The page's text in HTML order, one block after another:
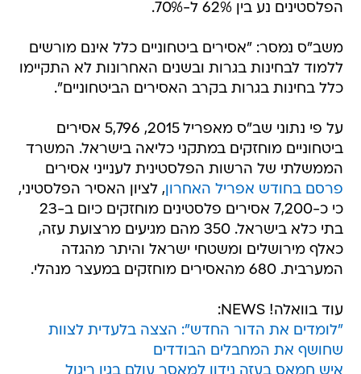
הפלסטינים נע בין 62% ל-70%.
משב"ס נמסר: "אסירים ביטחוניים כלל אינם מורשים
ללמוד לבחינות בגרות ובשנים האחרונות לא התקיימו
כלל בחינות בגרות בקרב האסירים הביטחוניים".
על פי נתוני שב"ס מאפריל 2015, 5,796 אסירים
ביטחוניים מוחזקים במתקני כליאה בישראל. המשרד
הממשלתי של הרשות הפלסטינית לענייני אסירים
פרסם בחודש אפריל האחרון, לציון האסיר הפלסטיני,
כי כ-7,200 אסירים פלסטינים מוחזקים כיום ב-23
בתי כלא בישראל. 350 מהם מגיעים מרצועת עזה,
כאלף מירושלים ומשטחי ישראל והיתר מהגדה
המערבית. 680 מהאסירים מוחזקים במעצר מנהלי.
עוד בוואלה! NEWS:
"לומדים את הדור החדש": הצצה בלעדית לצוות
שחושף את המחבלים הבודדים